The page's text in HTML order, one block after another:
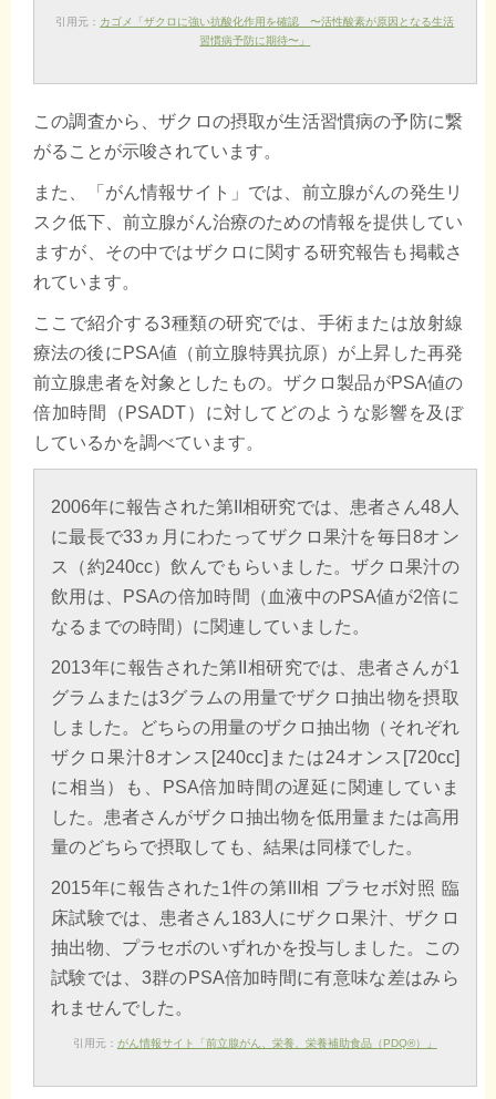
引用元： カゴメ「ザクロに強い抗酸化作用を確認 〜活性酸素が原因となる生活
習慣病予防に期待〜」
この調査から、ザクロの摂取が生活習慣病の予防に繋
がることが示唆されています。
また、「がん情報サイト」では、前立腺がんの発生リ
スク低下、前立腺がん治療のための情報を提供してい
ますが、その中ではザクロに関する研究報告も掲載さ
れています。
ここで紹介する3種類の研究では、手術または放射線
療法の後にPSA値（前立腺特異抗原）が上昇した再発
前立腺患者を対象としたもの。ザクロ製品がPSA値の
倍加時間（PSADT）に対してどのような影響を及ぼ
しているかを調べています。
2006年に報告された第II相研究では、患者さん48人
に最長で33ヵ月にわたってザクロ果汁を毎日8オン
ス（約240cc）飲んでもらいました。ザクロ果汁の
飲用は、PSAの倍加時間（血液中のPSA値が2倍に
なるまでの時間）に関連していました。
2013年に報告された第II相研究では、患者さんが1
グラムまたは3グラムの用量でザクロ抽出物を摂取
しました。どちらの用量のザクロ抽出物（それぞれ
ザクロ果汁8オンス[240cc]または24オンス[720cc]
に相当）も、PSA倍加時間の遅延に関連していま
した。患者さんがザクロ抽出物を低用量または高用
量のどちらで摂取しても、結果は同様でした。
2015年に報告された1件の第III相 プラセボ対照 臨
床試験では、患者さん183人にザクロ果汁、ザクロ
抽出物、プラセボのいずれかを投与しました。この
試験では、3群のPSA倍加時間に有意味な差はみら
れませんでした。
引用元： がん情報サイト「前立腺がん、栄養、栄養補助食品（PDQ®）」